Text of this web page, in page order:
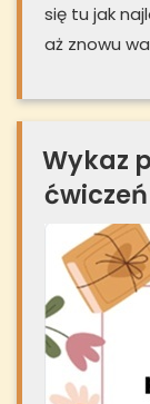
się tu jak
aż znowu
Wykaz